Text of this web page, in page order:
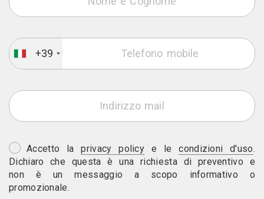
+39
Accetto laprivacy policy e lecondizioni d'uso.
Dichiaro che questa è una richiesta di preventivo e
non è un messaggio a scopo informativo o
promozionale.